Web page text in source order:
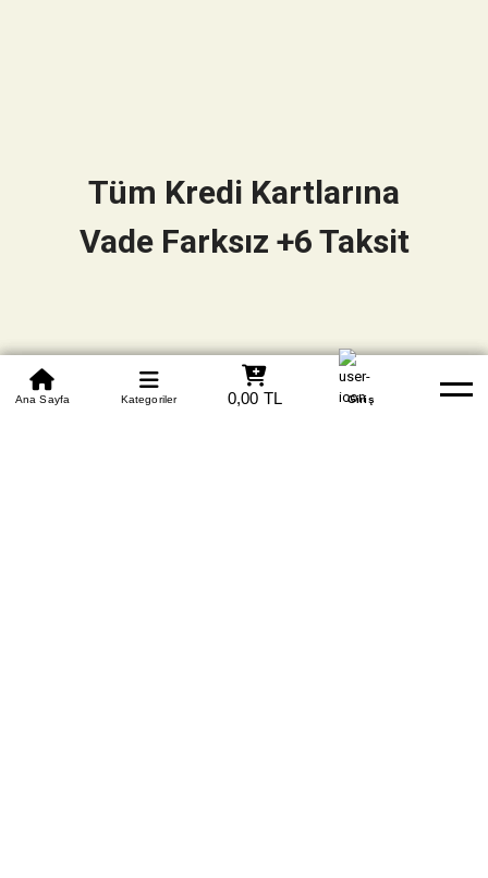
0850 305 09 70
Beden Tablosu Banka Hesapları Whatsapp Yardım
Ana Sayfa Kategoriler 0,00 TL Giriş
Tüm Kredi Kartlarına
Vade Farksız +6 Taksit